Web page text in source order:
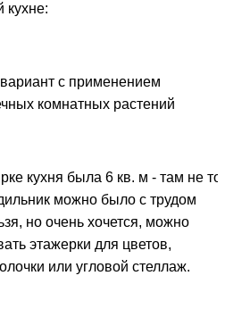
кухне:
с применением
комнатных растений
кухня была 6 кв. м - там не то
можно было с трудом
но очень хочется, можно
этажерки для цветов,
или угловой стеллаж.